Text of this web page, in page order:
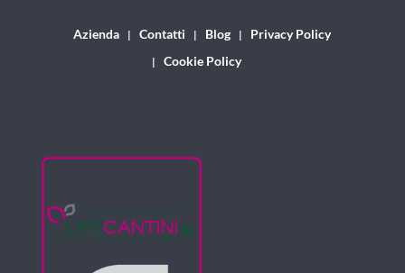
Azienda Contatti Blog
Privacy Policy
Cookie Policy